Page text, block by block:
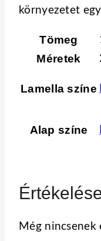
környezetet
Tömeg
Méretek
Lamella színe
Alap színe
Még nincsenek